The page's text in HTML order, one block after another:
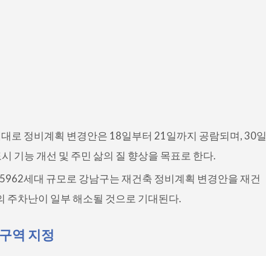
로 정비계획 변경안은 18일부터 21일까지 공람되며, 30일
기능 개선 및 주민 삶의 질 향상을 목표로 한다.
세대 규모로 강남구는 재건축 정비계획 변경안을 재건
주차난이 일부 해소될 것으로 기대된다.
역 지정